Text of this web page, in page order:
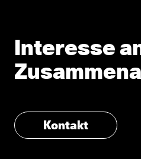
Interesse
Kontakt